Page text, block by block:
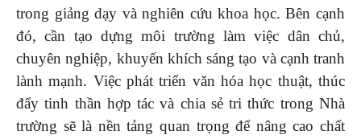
trong giảng dạy và nghiên cứu khoa học. Bên cạnh
đó, cần tạo dựng môi trường làm việc dân chủ,
chuyên nghiệp, khuyến khích sáng tạo và cạnh tranh
lành mạnh. Việc phát triển văn hóa học thuật, thúc
đẩy tinh thần hợp tác và chia sẻ tri thức trong Nhà
trường sẽ là nền tảng quan trọng để nâng cao chất